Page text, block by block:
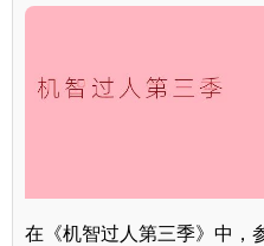
在《机智过人第三季》中，